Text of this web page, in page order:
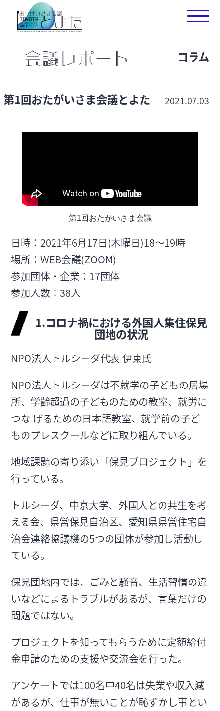
会議レポート コラム
第1回おたがいさま会議とよた 2021.07.03
第1回おたがいさま会議
日時：2021年6月17日(木曜日)18〜19時
場所：WEB会議(ZOOM)
参加団体・企業：17団体
参加人数：38人
1.コロナ禍における外国人集住保見
団地の状況
NPO法人トルシーダ代表 伊東氏
NPO法人トルシーダは不就学の子どもの居場
所、学齢超過の子どものための教室、就労に
つな げるための日本語教室、就学前の子ど
ものプレスクールなどに取り組んでいる。
地域課題の寄り添い「保見プロジェクト」を
行っている。
トルシーダ、中京大学、外国人との共生を考
える会、県営保見自治区、愛知県県営住宅自
治会連絡協議機の5つの団体が参加し活動し
ている。
保見団地内では、ごみと騒音、生活習慣の違
いなどによるトラブルがあるが、言葉だけの
問題ではない。
プロジェクトを知ってもらうために定額給付
金申請のための支援や交流会を行った。
アンケートでは100名中40名は失業や収入減
があるが、仕事が無いことが恥ずかし事とい